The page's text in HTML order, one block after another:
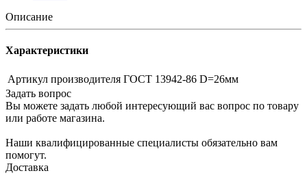
Описание
Характеристики
Артикул производителя ГОСТ 13942-86 D=26мм
Задать вопрос
Вы можете задать любой интересующий вас вопрос по товару
или работе магазина.
Наши квалифицированные специалисты обязательно вам
помогут.
Доставка